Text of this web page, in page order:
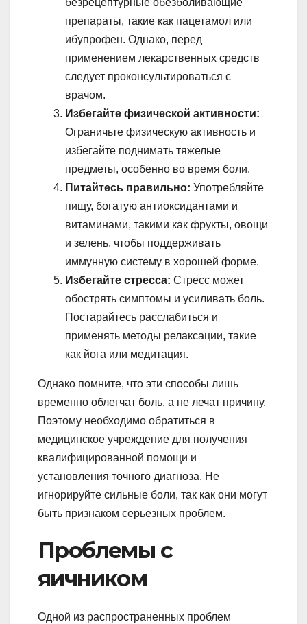
препараты, такие как пацетамол или
ибупрофен. Однако, перед
применением лекарственных средств
следует проконсультироваться с
врачом.
Избегайте физической активности:
Ограничьте физическую активность и
избегайте поднимать тяжелые
предметы, особенно во время боли.
Питайтесь правильно: Употребляйте
пищу, богатую антиоксидантами и
витаминами, такими как фрукты, овощи
и зелень, чтобы поддерживать
иммунную систему в хорошей форме.
Избегайте стресса: Стресс может
обострять симптомы и усиливать боль.
Постарайтесь расслабиться и
применять методы релаксации, такие
как йога или медитация.
Однако помните, что эти способы лишь
временно облегчат боль, а не лечат причину.
Поэтому необходимо обратиться в
медицинское учреждение для получения
квалифицированной помощи и
установления точного диагноза. Не
игнорируйте сильные боли, так как они могут
быть признаком серьезных проблем.
Проблемы с
яичником
Одной из распространенных проблем